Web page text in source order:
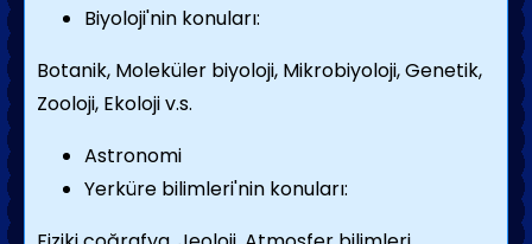
Biyoloji'nin konuları:
Botanik, Moleküler biyoloji, Mikrobiyoloji, Genetik,
Zooloji, Ekoloji v.s.
Astronomi
Yerküre bilimleri'nin konuları: